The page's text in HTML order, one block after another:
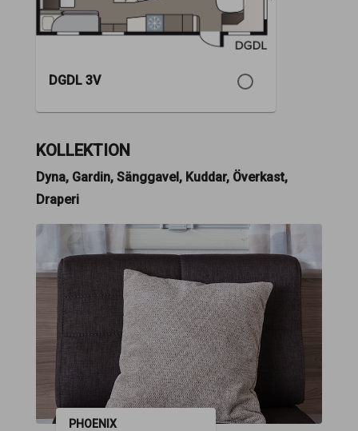
DGDL 3V
KOLLEKTION
Dyna, Gardin, Sänggavel, Kuddar, Överkast,
Draperi
PHOENIX